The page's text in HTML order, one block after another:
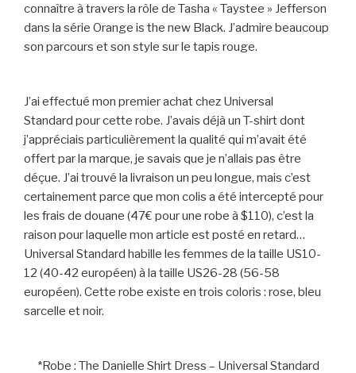
connaître à travers la rôle de Tasha « Taystee » Jefferson
dans la série Orange is the new Black. J’admire beaucoup
son parcours et son style sur le tapis rouge.
J’ai effectué mon premier achat chez Universal
Standard pour cette robe. J’avais déjà un T-shirt dont
j’appréciais particulièrement la qualité qui m’avait été
offert par la marque, je savais que je n’allais pas être
déçue. J’ai trouvé la livraison un peu longue, mais c’est
certainement parce que mon colis a été intercepté pour
les frais de douane (47€ pour une robe à $110), c’est la
raison pour laquelle mon article est posté en retard…
Universal Standard habille les femmes de la taille US10-
12 (40-42 européen) à la taille US26-28 (56-58
européen). Cette robe existe en trois coloris : rose, bleu
sarcelle et noir.
*Robe : The Danielle Shirt Dress – Universal Standard